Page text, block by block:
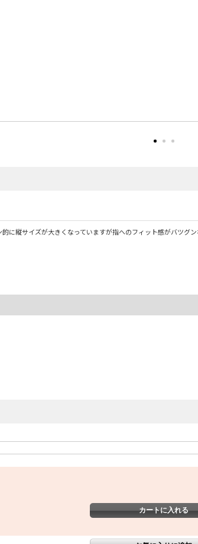
に縦サイズが大きくなっていますが指へのフィット感がバツグ